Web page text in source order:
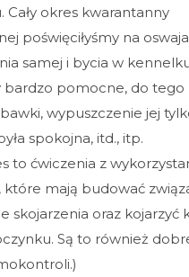
Cały okres kwarantanny
poświęciłyśmy na
samej i bycia w
bardzo pomocne, do tego
wypuszczenie jej
spokojna, itd., itp.
to ćwiczenia z
które mają budować
skojarzenia oraz kojarzyć
Są to również